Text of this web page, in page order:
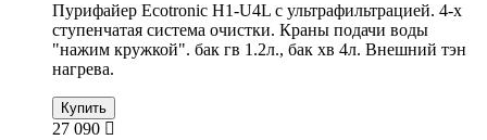
Пурифайер Ecotronic H1-U4L с ультрафильтрацией. 4-х
ступенчатая система очистки. Краны подачи воды
"нажим кружкой". бак гв 1.2л., бак хв 4л. Внешний тэн
нагрева.
Купить
27 090